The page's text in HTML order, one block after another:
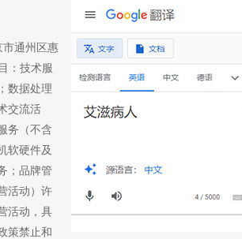
通州区惠
：技术服
数据处理
交流活
务（不含
软硬件及
；品牌管
活动）许
活动，具
策禁止和